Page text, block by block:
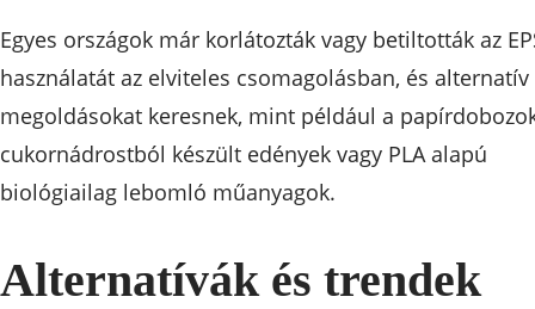
Egyes országok már korlátozták vagy betiltották az
használatát az elviteles csomagolásban, és alternatív
megoldásokat keresnek, mint például a
cukornádrostból készült edények vagy PLA alapú
biológiailag lebomló műanyagok.
Alternatívák és trendek